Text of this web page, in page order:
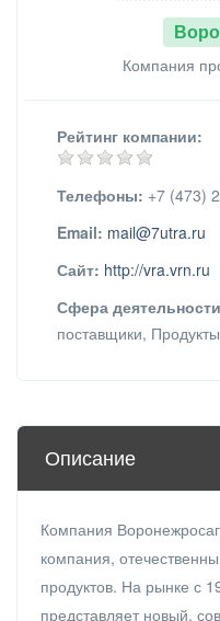
Компания
Рейтинг компании:
Телефоны: +7 (473)
Email: mail@7utra.ru
Сайт: http://vra.vrn.ru
Сфера
поставщики,
Описание
Компания
компания,
продуктов. На рынке с
представляет новый,